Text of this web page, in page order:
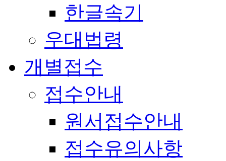
한글속기
우대법령
개별접수
접수안내
원서접수안내
접수유의사항